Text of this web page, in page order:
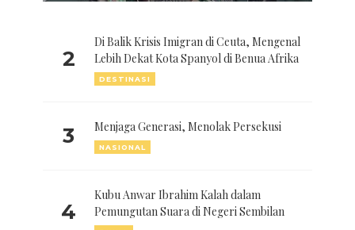
2
Di Balik Krisis Imigran di Ceuta, Mengenal
Lebih Dekat Kota Spanyol di Benua Afrika
DESTINASI
3 Menjaga Generasi, Menolak Persekusi
NASIONAL
4
Kubu Anwar Ibrahim Kalah dalam
Pemungutan Suara di Negeri Sembilan